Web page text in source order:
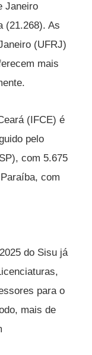
Janeiro
(21.268). As
(UFRJ)
mais
(IFCE) é
pelo
com 5.675
com
do Sisu já
para o
mais de